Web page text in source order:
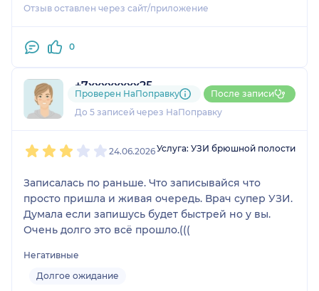
понедельник: врачи только до 17.45. Перед этим
Не рекомендую. Единственное достоинство
Отзыв оставлен через сайт/приложение
0
+7xxxxxxxx25
2 отзыва
До 5 записей через НаПоправку
Проверен НаПоправку После записи
24.06.2026Услуга: УЗИ брюшной полости
Записалась по раньше. Что записывайся что
просто пришла и живая очередь. Врач супер УЗИ.
Думала если запишусь будет быстрей но у вы.
Очень долго это всё прошло.(((
Негативные
Долгое ожидание